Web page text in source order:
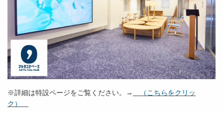
※詳細は特設ページをご覧ください。→
（こちらをクリッ
ク）